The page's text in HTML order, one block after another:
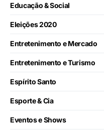
Educação & Social
Eleições 2020
Entretenimento e Mercado
Entretenimento e Turismo
Espírito Santo
Esporte & Cia
Eventos e Shows